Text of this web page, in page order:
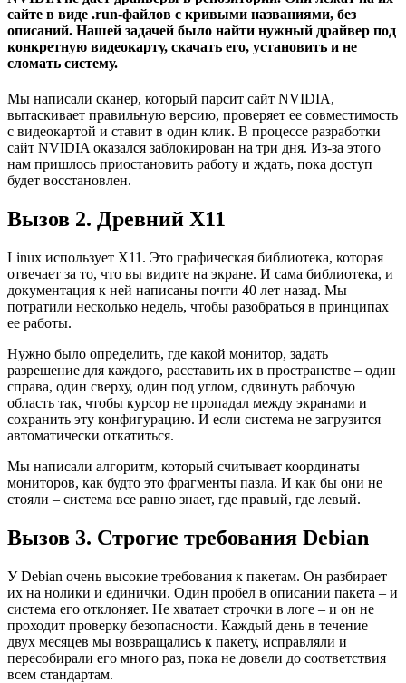
сайте в виде .run-файлов с кривыми названиями, без
описаний. Нашей задачей было найти нужный драйвер под
конкретную видеокарту, скачать его, установить и не
сломать систему.
Мы написали сканер, который парсит сайт NVIDIA,
вытаскивает правильную версию, проверяет ее совместимость
с видеокартой и ставит в один клик. В процессе разработки
сайт NVIDIA оказался заблокирован на три дня. Из-за этого
нам пришлось приостановить работу и ждать, пока доступ
будет восстановлен.
Вызов 2. Древний X11
Linux использует X11. Это графическая библиотека, которая
отвечает за то, что вы видите на экране. И сама библиотека, и
документация к ней написаны почти 40 лет назад. Мы
потратили несколько недель, чтобы разобраться в принципах
ее работы.
Нужно было определить, где какой монитор, задать
разрешение для каждого, расставить их в пространстве – один
справа, один сверху, один под углом, сдвинуть рабочую
область так, чтобы курсор не пропадал между экранами и
сохранить эту конфигурацию. И если система не загрузится –
автоматически откатиться.
Мы написали алгоритм, который считывает координаты
мониторов, как будто это фрагменты пазла. И как бы они не
стояли – система все равно знает, где правый, где левый.
Вызов 3. Строгие требования Debian
У Debian очень высокие требования к пакетам. Он разбирает
их на нолики и единички. Один пробел в описании пакета – и
система его отклоняет. Не хватает строчки в логе – и он не
проходит проверку безопасности. Каждый день в течение
двух месяцев мы возвращались к пакету, исправляли и
пересобирали его много раз, пока не довели до соответствия
всем стандартам.